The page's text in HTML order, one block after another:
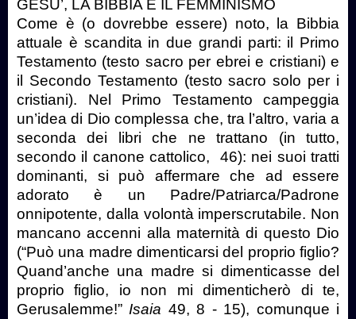
GESU’, LA BIBBIA E IL FEMMINISMO
Come è (o dovrebbe essere) noto, la Bibbia
attuale è scandita in due grandi parti: il Primo
Testamento (testo sacro per ebrei e cristiani) e
il Secondo Testamento (testo sacro solo per i
cristiani). Nel Primo Testamento campeggia
un’idea di Dio complessa che, tra l’altro, varia a
seconda dei libri che ne trattano (in tutto,
secondo il canone cattolico, 46): nei suoi tratti
dominanti, si può affermare che ad essere
adorato è un Padre/Patriarca/Padrone
onnipotente, dalla volontà imperscrutabile. Non
mancano accenni alla maternità di questo Dio
(“Può una madre dimenticarsi del proprio figlio?
Quand’anche una madre si dimenticasse del
proprio figlio, io non mi dimenticherò di te,
Gerusalemme!”Isaia 49, 8 - 15), comunque i